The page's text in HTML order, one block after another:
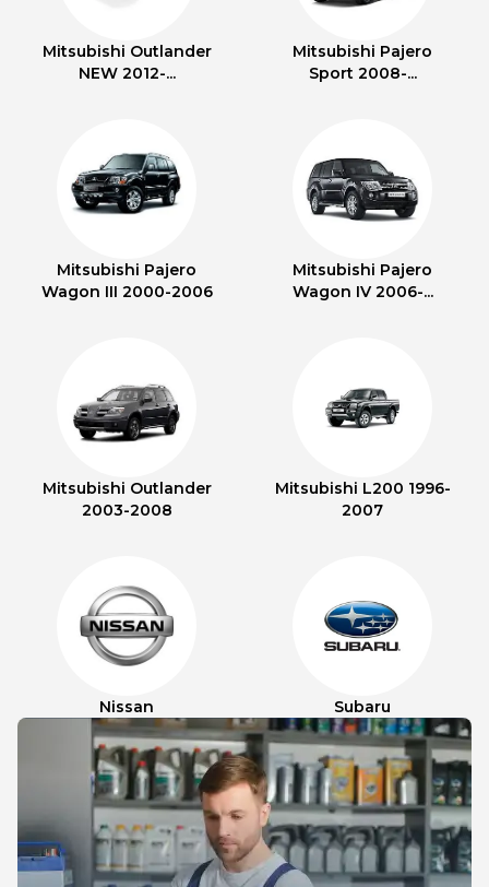
Mitsubishi Outlander
NEW 2012-...
Mitsubishi Pajero
Sport 2008-...
Mitsubishi Pajero
Wagon III 2000-2006
Mitsubishi Pajero
Wagon IV 2006-...
Mitsubishi Outlander
2003-2008
Mitsubishi L200 1996-
2007
Nissan Subaru